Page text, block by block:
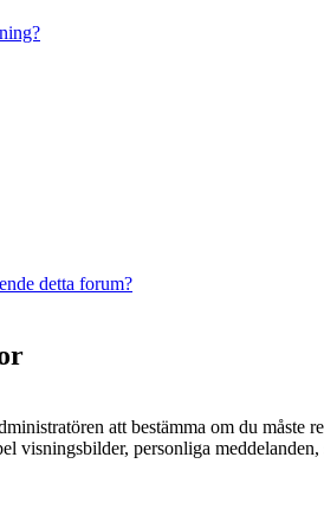
detta forum?
att bestämma om du
visningsbilder, personliga